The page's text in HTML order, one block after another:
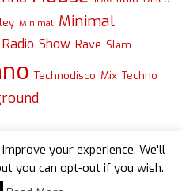
Minimal Minimal
Radio Show Rave Slam
Technodisco Mix Techno
your experience. We'll
you can opt-out if you wish.